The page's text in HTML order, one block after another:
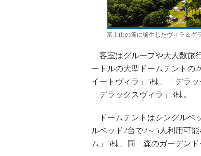
富士山の麓に誕生したヴィラ＆グ
客室はグループや大人数旅
ートルの大型ドームテントの
イートヴィラ」5棟、「デラ
「デラックスヴィラ」3棟。
ドームテントはシングルベ
ルベッド2台で2～5人利用可
ム」5棟、同「森のガーデン